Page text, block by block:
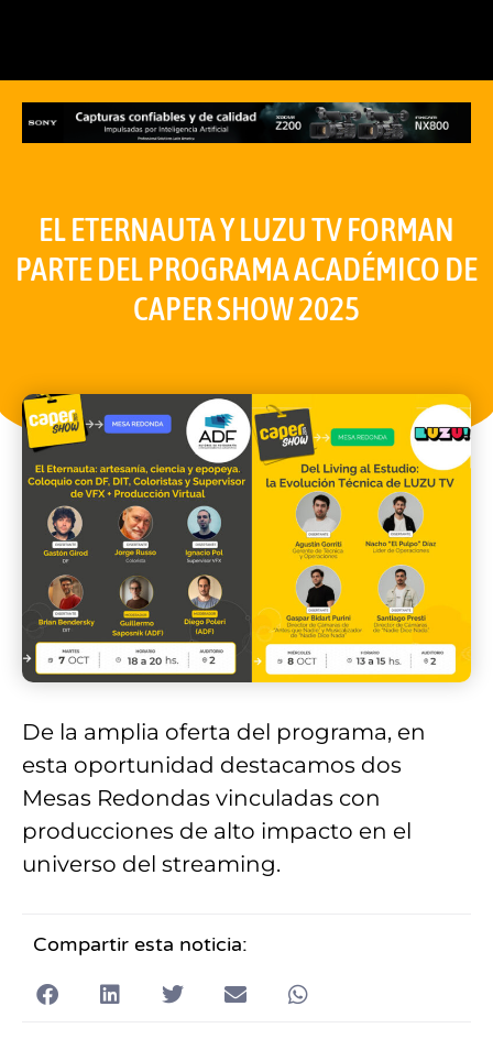
EL ETERNAUTA Y LUZU TV FORMAN
PARTE DEL PROGRAMA ACADÉMICO DE
CAPER SHOW 2025
De la amplia oferta del programa, en
esta oportunidad destacamos dos
Mesas Redondas vinculadas con
producciones de alto impacto en el
universo del streaming.
Compartir esta noticia: